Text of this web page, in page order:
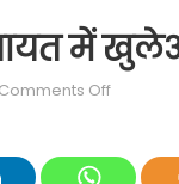
में
Comments Offon
पंचायत